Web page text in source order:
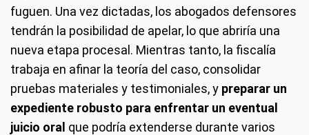
fuguen. Una vez dictadas, los abogados defensores
tendrán la posibilidad de apelar, lo que abriría una
nueva etapa procesal. Mientras tanto, la fiscalía
trabaja en afinar la teoría del caso, consolidar
pruebas materiales y testimoniales, y preparar un
expediente robusto para enfrentar un eventual
juicio oral que podría extenderse durante varios